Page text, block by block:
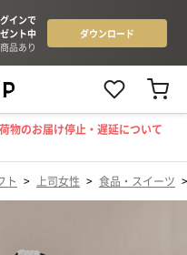
物のお届け停止・遅延について
ト > 上司女性 > 食品・スイーツ